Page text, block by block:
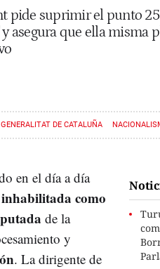
pide suprimir el punto
asegura que ella misma
GENERALITAT DE CATALUÑA
en el día a día
inhabilitada como
de la
y
. La dirigente de